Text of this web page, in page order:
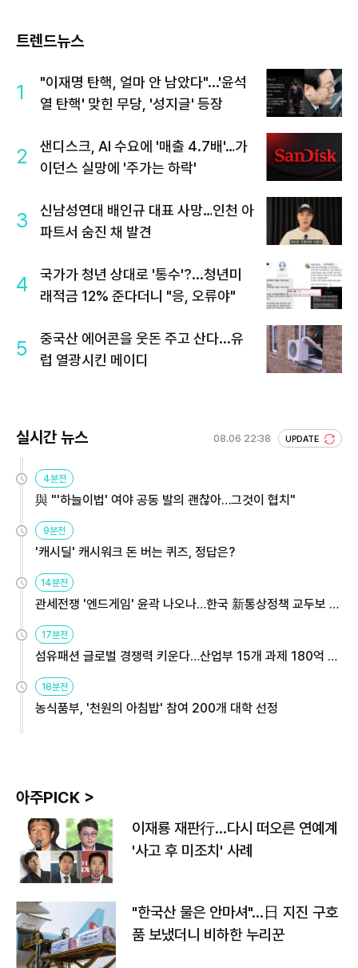
트렌드뉴스
1
"이재명 탄핵, 얼마 안 남았다"...'윤석
열 탄핵' 맞힌 무당, '성지글' 등장
2
샌디스크, AI 수요에 '매출 4.7배'…가
이던스 실망에 '주가는 하락'
3
신남성연대 배인규 대표 사망…인천 아
파트서 숨진 채 발견
4
국가가 청년 상대로 '통수'?...청년미
래적금 12% 준다더니 "응, 오류야"
5
중국산 에어콘을 웃돈 주고 산다...유
럽 열광시킨 메이디
실시간 뉴스 08.06 22:38 UPDATE
4분전
與 "'하늘이법' 여야 공동 발의 괜찮아…그것이 협치"
9분전
'캐시딜' 캐시워크 돈 버는 퀴즈, 정답은?
14분전
관세전쟁 '엔드게임' 윤곽 나오나…한국 新통상정책 교두보 활
17분전
섬유패션 글로벌 경쟁력 키운다…산업부 15개 과제 180억 지
18분전
농식품부, '천원의 아침밥' 참여 200개 대학 선정
아주PICK >
이재룡 재판行…다시 떠오른 연예계
'사고 후 미조치' 사례
"한국산 물은 안마셔"…日 지진 구호
품 보냈더니 비하한 누리꾼